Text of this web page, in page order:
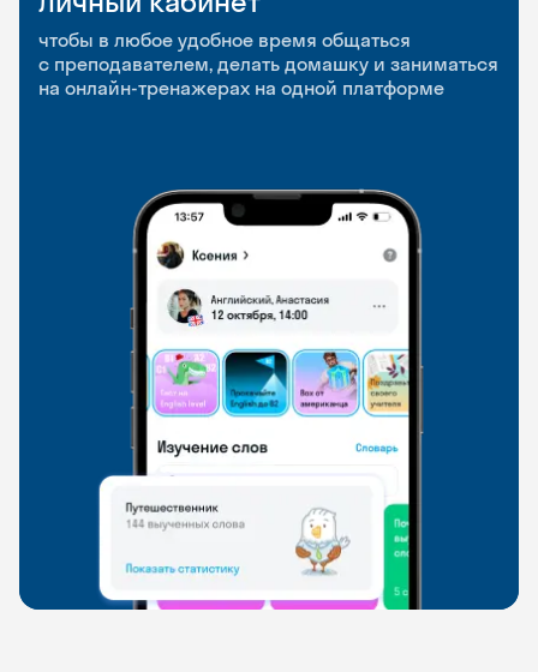
чтобы в любое удобное время общаться
с преподавателем, делать домашку и заниматься
на онлайн-тренажерах на одной платформе
приложение
чтобы заниматься и изучать новые слова где
и когда удобно
и Talks
Групповые занятия для разговорной практики
и индивидуальные встречи с преподавателями